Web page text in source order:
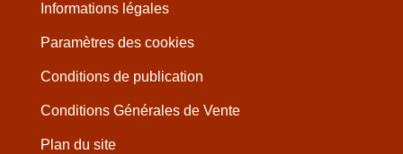
Informations légales
Paramètres des cookies
Conditions de publication
Conditions Générales de Vente
Plan du site